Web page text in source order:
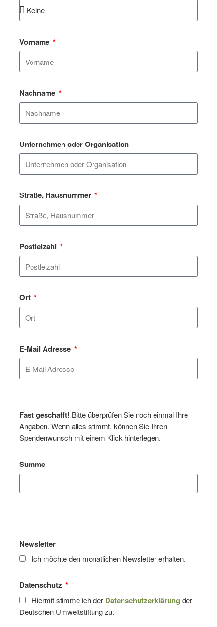
Vorname
Nachname
Unternehmen oder Organisation
Straße, Hausnummer
Postleizahl
Ort
E-Mail Adresse
Fast geschafft! Bitte überprüfen Sie noch einmal Ihre
Angaben. Wenn alles stimmt, können Sie Ihren
Spendenwunsch mit einem Klick hinterlegen.
Summe
Newsletter
Ich möchte den monatlichen Newsletter erhalten.
Datenschutz
Hiermit stimme ich der Datenschutzerklärung der
Deutschen Umweltstiftung zu.